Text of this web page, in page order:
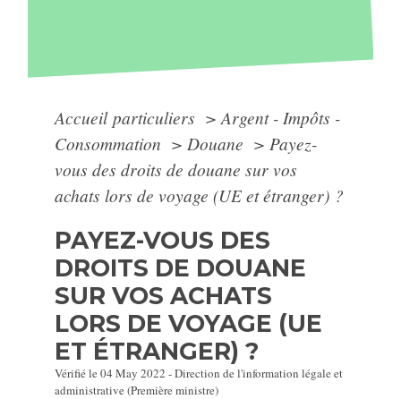
Accueil particuliers > Argent - Impôts -
Consommation > Douane > Payez-
vous des droits de douane sur vos
achats lors de voyage (UE et étranger) ?
PAYEZ-VOUS DES
DROITS DE DOUANE
SUR VOS ACHATS
LORS DE VOYAGE (UE
ET ÉTRANGER) ?
Vérifié le 04 May 2022 - Direction de l'information légale et
administrative (Première ministre)